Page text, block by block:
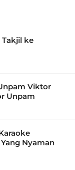
Takjil ke
Viktor
Unpam
Nyaman